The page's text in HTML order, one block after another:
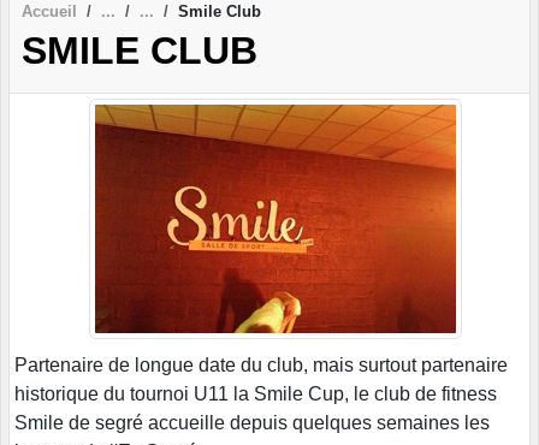
Accueil Smile Club
SMILE CLUB
Partenaire de longue date du club, mais surtout partenaire
historique du tournoi U11 la Smile Cup, le club de fitness
Smile de segré accueille depuis quelques semaines les